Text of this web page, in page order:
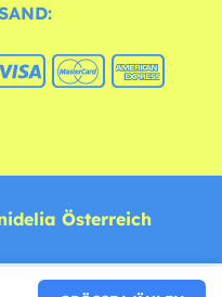
Österreich